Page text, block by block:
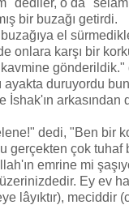
bir buzağı getirdi.
el
onlara karşı bir
gönderildik."
ayakta duruyordu
İshak'ın arkasından
dedi, "Ben bir
gerçekten çok tuhaf
emrine mi
Ey ev
lâyıktır), meciddir